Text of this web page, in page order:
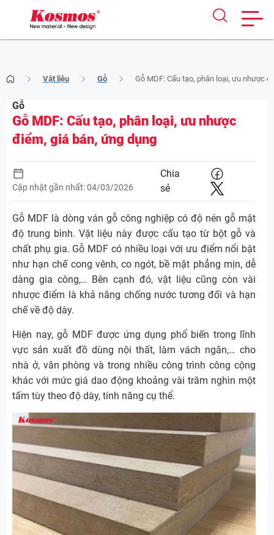
to
content
Vật liệu Gỗ Gỗ MDF: Cấu tạo, phân loại, ưu nhược
Gỗ
Gỗ MDF: Cấu tạo, phân loại, ưu nhược
điểm, giá bán, ứng dụng
Cập nhật gần nhất: 04/03/2026
Chia
sẻ
Gỗ MDF là dòng ván gỗ công nghiệp có độ nén gỗ mật
độ trung bình. Vật liệu này được cấu tạo từ bột gỗ và
chất phụ gia. Gỗ MDF có nhiều loại với ưu điểm nổi bật
như hạn chế cong vênh, co ngót, bề mặt phẳng mịn, dễ
dàng gia công,… Bên cạnh đó, vật liệu cũng còn vài
nhược điểm là khả năng chống nước tương đối và hạn
chế về độ dày.
Hiện nay, gỗ MDF được ứng dụng phổ biến trong lĩnh
vực sản xuất đồ dùng nội thất, làm vách ngăn,… cho
nhà ở, văn phòng và trong nhiều công trình công cộng
khác với mức giá dao động khoảng vài trăm nghìn một
tấm tùy theo độ dày, tính năng cụ thể.